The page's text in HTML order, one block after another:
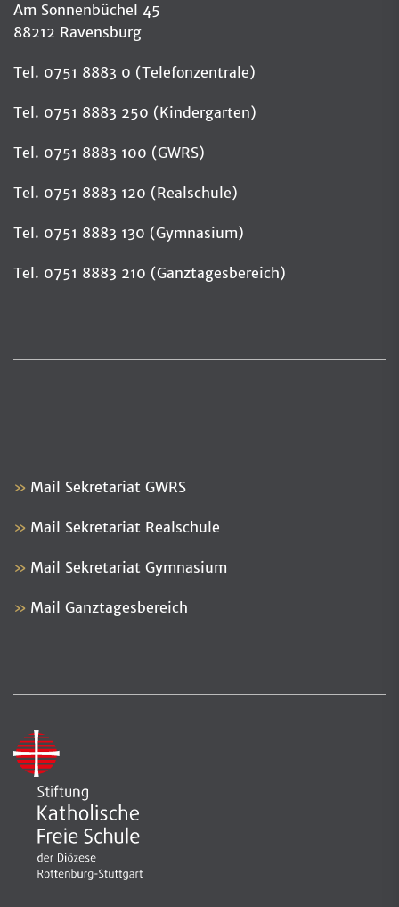
Am Sonnenbüchel 45
88212 Ravensburg
Tel. 0751 8883 0 (Telefonzentrale)
Tel. 0751 8883 250 (Kindergarten)
Tel. 0751 8883 100 (GWRS)
Tel. 0751 8883 120 (Realschule)
Tel. 0751 8883 130 (Gymnasium)
Tel. 0751 8883 210 (Ganztagesbereich)
Mail Sekretariat GWRS
Mail Sekretariat Realschule
Mail Sekretariat Gymnasium
Mail Ganztagesbereich